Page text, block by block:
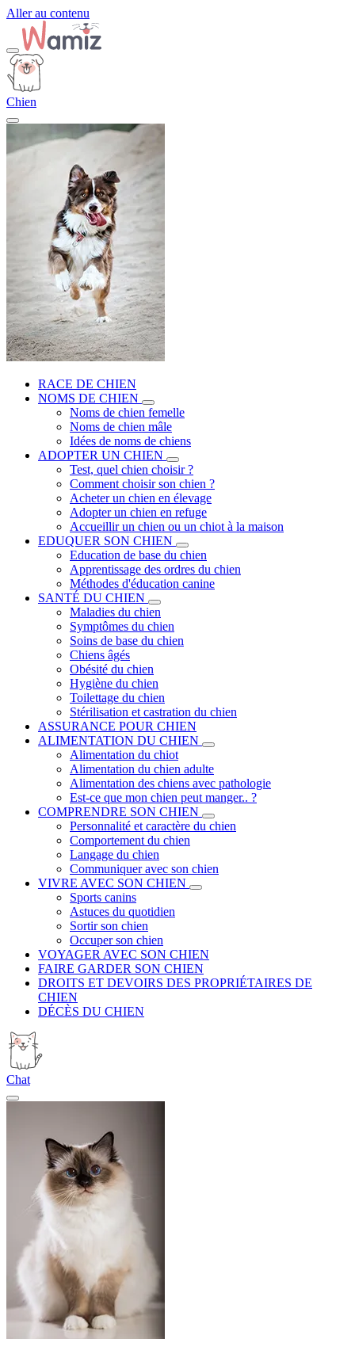
Aller au contenu
Chien
RACE DE CHIEN
NOMS DE CHIEN
Noms de chien femelle
Noms de chien mâle
Idées de noms de chiens
ADOPTER UN CHIEN
Test, quel chien choisir ?
Comment choisir son chien ?
Acheter un chien en élevage
Adopter un chien en refuge
Accueillir un chien ou un chiot à la maison
EDUQUER SON CHIEN
Education de base du chien
Apprentissage des ordres du chien
Méthodes d'éducation canine
SANTÉ DU CHIEN
Maladies du chien
Symptômes du chien
Soins de base du chien
Chiens âgés
Obésité du chien
Hygiène du chien
Toilettage du chien
Stérilisation et castration du chien
ASSURANCE POUR CHIEN
ALIMENTATION DU CHIEN
Alimentation du chiot
Alimentation du chien adulte
Alimentation des chiens avec pathologie
Est-ce que mon chien peut manger.. ?
COMPRENDRE SON CHIEN
Personnalité et caractère du chien
Comportement du chien
Langage du chien
Communiquer avec son chien
VIVRE AVEC SON CHIEN
Sports canins
Astuces du quotidien
Sortir son chien
Occuper son chien
VOYAGER AVEC SON CHIEN
FAIRE GARDER SON CHIEN
DROITS ET DEVOIRS DES PROPRIÉTAIRES DE
CHIEN
DÉCÈS DU CHIEN
Chat